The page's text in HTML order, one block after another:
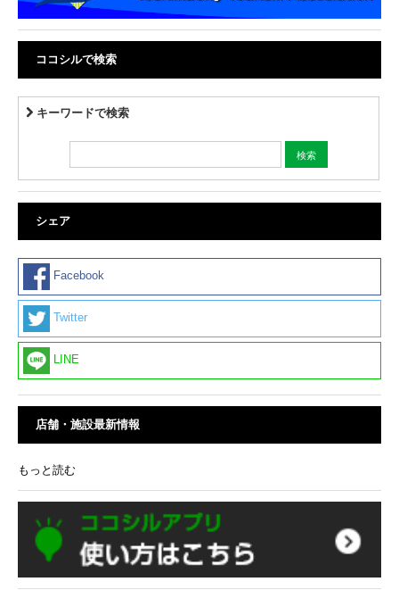
ココシルで検索
キーワードで検索
シェア
Facebook
Twitter
LINE
店舗・施設最新情報
もっと読む